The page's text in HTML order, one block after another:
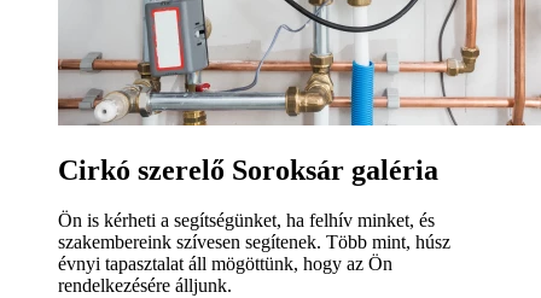
Cirkó szerelő Soroksár galéria
Ön is kérheti a segítségünket, ha felhív minket, és
szakembereink szívesen segítenek. Több mint, húsz
évnyi tapasztalat áll mögöttünk, hogy az Ön
rendelkezésére álljunk.